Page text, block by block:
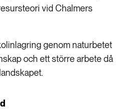
vid Chalmers
genom naturbetet
och ett större arbete då